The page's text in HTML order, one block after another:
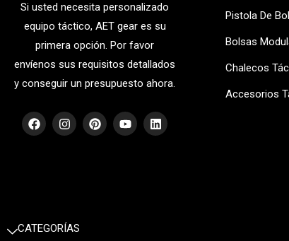
Si usted necesita personalizado
equipo táctico, AET gear es su
primera opción. Por favor
envíenos sus requisitos detallados
y conseguir un presupuesto ahora.
F
a
I
n
P
i
Y
o
L
i
Pistola De
Bolsas
Chalecos
Accesorios
CATEGORÍAS